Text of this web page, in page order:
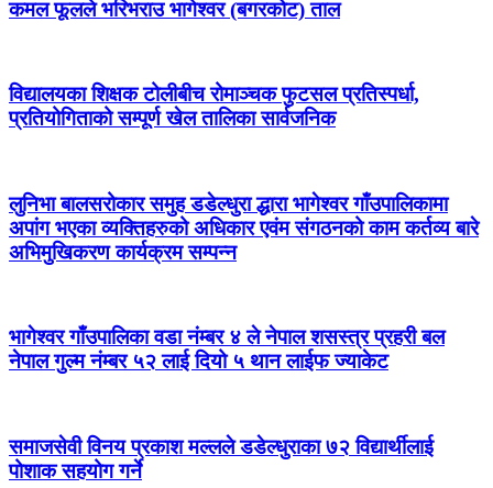
कमल फूलले भरिभराउ भागेश्वर (बगरकोट) ताल
विद्यालयका शिक्षक टोलीबीच रोमाञ्चक फुटसल प्रतिस्पर्धा,
प्रतियोगिताको सम्पूर्ण खेल तालिका सार्वजनिक
लुनिभा बालसरोकार समुह डडेल्धुरा द्धारा भागेश्वर गाँउपालिकामा
अपांग भएका व्यक्तिहरुको अधिकार एवंम संगठनको काम कर्तव्य बारे
अभिमुखिकरण कार्यक्रम सम्पन्न
भागेश्वर गाँउपालिका वडा नंम्बर ४ ले नेपाल शसस्त्र प्रहरी बल
नेपाल गुल्म नंम्बर ५२ लाई दियो ५ थान लाईफ ज्याकेट
समाजसेवी विनय प्रकाश मल्लले डडेल्धुराका ७२ विद्यार्थीलाई
पोशाक सहयोग गर्ने